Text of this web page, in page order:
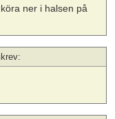
ner i halsen på